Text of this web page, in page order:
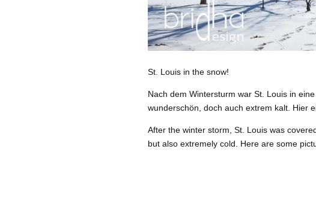
St. Louis in the snow!
Nach dem Wintersturm war St. Louis in
wunderschön, doch auch extrem kalt. Hier
After the winter storm, St. Louis was
but also extremely cold. Here are some